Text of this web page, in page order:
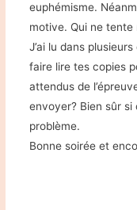
euphémisme.
motive. Qui ne tente
J’ai lu dans
faire lire tes copies
attendus de
envoyer? Bien sûr si
problème.
Bonne soirée et